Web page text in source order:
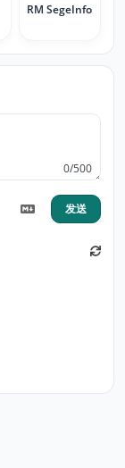
RM SegeInfo
0/500
发送